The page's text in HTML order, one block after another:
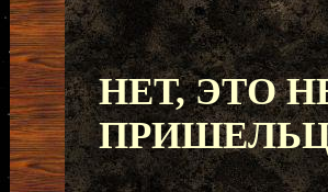
НЕТ, ЭТО